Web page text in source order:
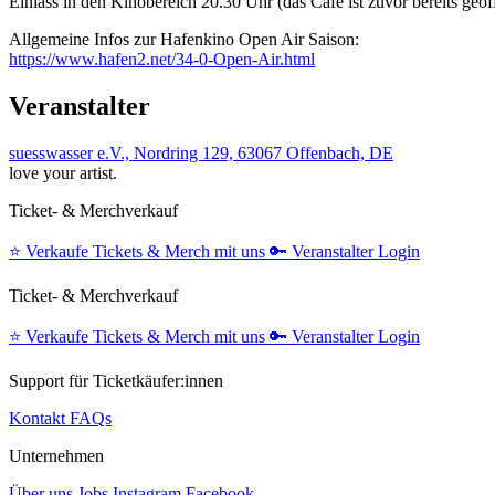
Allgemeine Infos zur Hafenkino Open Air Saison:
https://www.hafen2.net/34-0-Open-Air.html
Veranstalter
suesswasser e.V., Nordring 129, 63067 Offenbach, DE
love your artist.
Ticket- & Merchverkauf
⭐️ Verkaufe Tickets & Merch mit uns 🔑 Veranstalter Login
Ticket- & Merchverkauf
⭐️ Verkaufe Tickets & Merch mit uns 🔑 Veranstalter Login
Support für Ticketkäufer:innen
Kontakt FAQs
Unternehmen